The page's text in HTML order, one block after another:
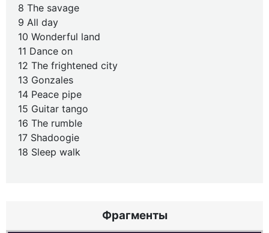
8 The savage
9 All day
10 Wonderful land
11 Dance on
12 The frightened city
13 Gonzales
14 Peace pipe
15 Guitar tango
16 The rumble
17 Shadoogie
18 Sleep walk
Фрагменты